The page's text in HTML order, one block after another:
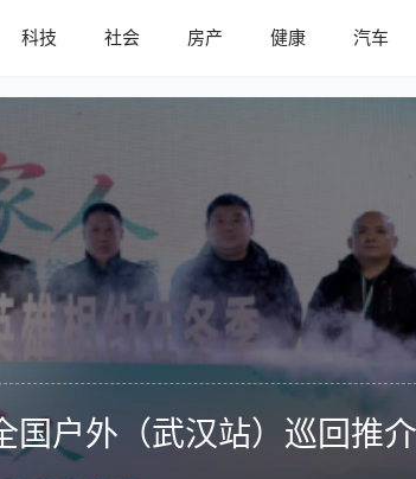
科技 社会 房产 健康 汽车
国户外（武汉站）巡回推介